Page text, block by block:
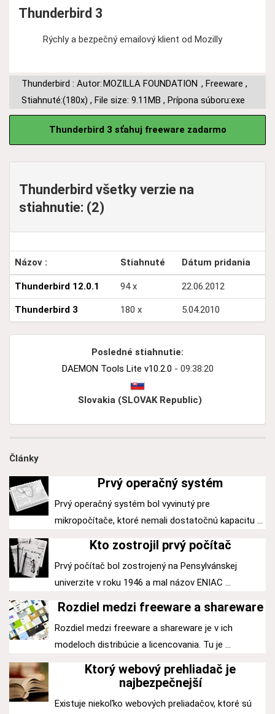
Thunderbird 3
Rýchly a bezpečný emailový klient od Mozilly
Thunderbird : Autor:MOZILLA FOUNDATION , Freeware ,
Stiahnuté:(180x) , File size: 9.11MB , Prípona súboru:exe
Thunderbird 3 sťahuj freeware zadarmo
Thunderbird všetky verzie na
stiahnutie: (2)
Názov : Stiahnuté Dátum pridania
Thunderbird 12.0.1 94 x 22.06.2012
Thunderbird 3 180 x 5.04.2010
Posledné stiahnutie:
DAEMON Tools Lite v10.2.0 - 09:38:20
Slovakia (SLOVAK Republic)
Články
Prvý operačný systém
Prvý operačný systém bol vyvinutý pre
mikropočítače, ktoré nemali dostatočnú kapacitu ...
Kto zostrojil prvý počítač
Prvý počítač bol zostrojený na Pensylvánskej
univerzite v roku 1946 a mal názov ENIAC ...
Rozdiel medzi freeware a shareware
Rozdiel medzi freeware a shareware je v ich
modeloch distribúcie a licencovania. Tu je ...
Ktorý webový prehliadač je
najbezpečnejší
Existuje niekoľko webových preliadačov, ktoré sú